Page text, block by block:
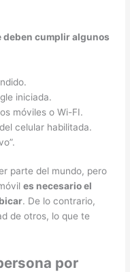
deben cumplir algunos
iniciada.
móviles o Wi-FI.
celular habilitada.
parte del mundo, pero
es necesario el
. De lo contrario,
de otros, lo que te
por